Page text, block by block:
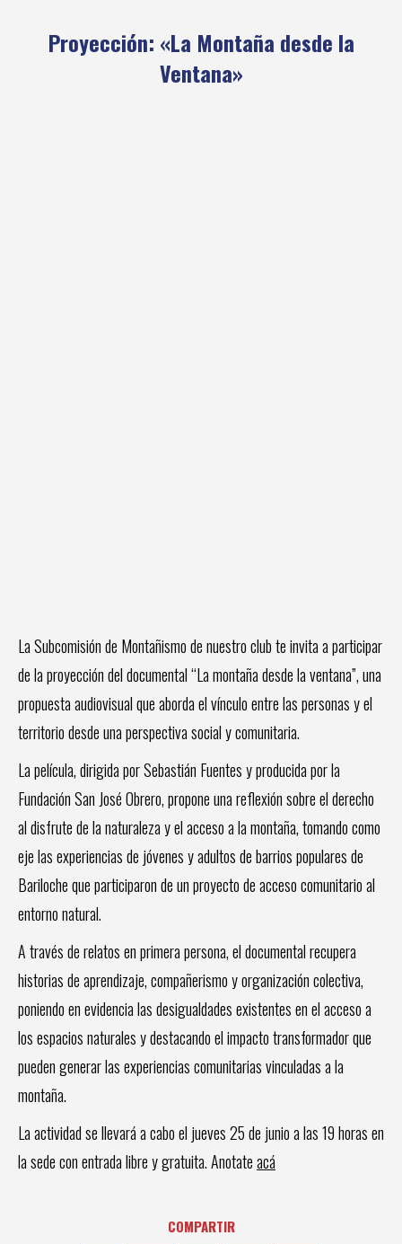
Proyección: «La Montaña desde la
Ventana»
La Subcomisión de Montañismo de nuestro club te invita a participar
de la proyección del documental “La montaña desde la ventana”, una
propuesta audiovisual que aborda el vínculo entre las personas y el
territorio desde una perspectiva social y comunitaria.
La película, dirigida por Sebastián Fuentes y producida por la
Fundación San José Obrero, propone una reflexión sobre el derecho
al disfrute de la naturaleza y el acceso a la montaña, tomando como
eje las experiencias de jóvenes y adultos de barrios populares de
Bariloche que participaron de un proyecto de acceso comunitario al
entorno natural.
A través de relatos en primera persona, el documental recupera
historias de aprendizaje, compañerismo y organización colectiva,
poniendo en evidencia las desigualdades existentes en el acceso a
los espacios naturales y destacando el impacto transformador que
pueden generar las experiencias comunitarias vinculadas a la
montaña.
La actividad se llevará a cabo el jueves 25 de junio a las 19 horas en
la sede con entrada libre y gratuita. Anotateacá
COMPARTIR